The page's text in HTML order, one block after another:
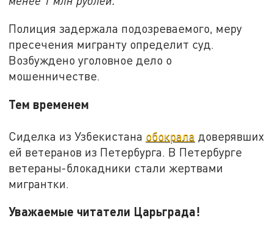
Полиция задержала подозреваемого, меру
пресечения мигранту определит суд.
Возбуждено уголовное дело о
мошенничестве.
Тем временем
Сиделка из Узбекистана обокрала доверявших
ей ветеранов из Петербурга. В Петербурге
ветераны-блокадники стали жертвами
мигрантки.
Уважаемые читатели Царьграда!